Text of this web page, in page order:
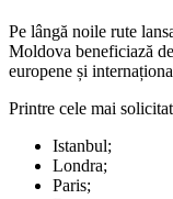
Pe lângă noile rute
Moldova beneficiază
europene și
Printre cele mai
Istanbul;
Londra;
Paris;